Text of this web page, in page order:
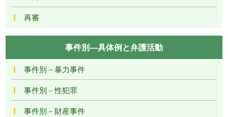
再審
事件別―具体例と弁護活動
事件別－暴力事件
事件別－性犯罪
事件別－財産事件